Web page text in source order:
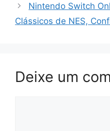
Nintendo Switch
Clássicos de NES,
Deixe um